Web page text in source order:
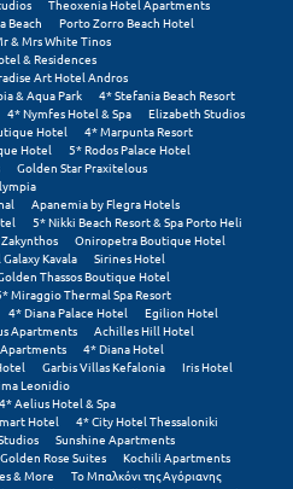
Theoxenia Hotel Apartments
Beach
Porto Zorro Beach Hotel
& Mrs White Tinos
& Residences
Art Hotel Andros
& Aqua Park
4* Stefania Beach Resort
4* Nymfes Hotel & Spa
Elizabeth Studios
Hotel
4* Marpunta Resort
Hotel
5* Rodos Palace Hotel
Golden Star Praxitelous
Apanemia by Flegra Hotels
5* Nikki Beach Resort & Spa Porto Heli
Oniropetra Boutique Hotel
Kavala
Sirines Hotel
Thassos Boutique Hotel
Miraggio Thermal Spa Resort
4* Diana Palace Hotel
Egilion Hotel
Apartments
Achilles Hill Hotel
4* Diana Hotel
Garbis Villas Kefalonia
Iris Hotel
Leonidio
4* Aelius Hotel & Spa
Hotel
4* City Hotel Thessaloniki
Sunshine Apartments
Golden Rose Suites
Kochili Apartments
& More
Το Μπαλκόνι της Αγόριανης